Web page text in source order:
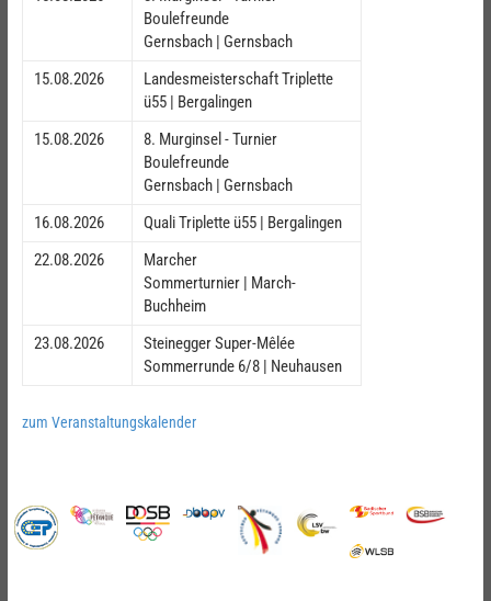
Boulefreunde
Gernsbach | Gernsbach
15.08.2026
Landesmeisterschaft Triplette
ü55 | Bergalingen
15.08.2026
8. Murginsel - Turnier
Boulefreunde
Gernsbach | Gernsbach
16.08.2026
Quali Triplette ü55 | Bergalingen
22.08.2026
Marcher
Sommerturnier | March-
Buchheim
23.08.2026
Steinegger Super-Mêlée
Sommerrunde 6/8 | Neuhausen
zum Veranstaltungskalender